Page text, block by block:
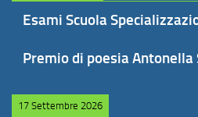
Esami Scuola
Premio di poesia Antonella
17 Settembre 2026